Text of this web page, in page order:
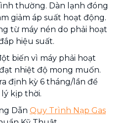
thường. Dàn lạnh đóng
giảm áp suất hoạt động.
từ máy nén do phải hoạt
hiệu suất.
biến vì máy phải hoạt
nhiệt độ mong muốn.
định kỳ 6 tháng/lần để
kịp thời.
Dẫn Quy Trình Nạp Gas